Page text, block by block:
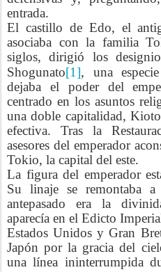
entrada.
El castillo de Edo, el
asociaba con la familia
siglos, dirigió los
Shogunato[1], una
dejaba el poder del
centrado en los asuntos
una doble capitalidad,
efectiva. Tras la
asesores del emperador
Tokio, la capital del este.
La figura del emperador
Su linaje se remontaba
antepasado era la
aparecía en el Edicto
Estados Unidos y Gran
Japón por la gracia del
una línea ininterrumpida